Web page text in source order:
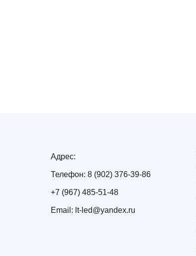
Адрес:
Телефон: 8 (902) 376-39-86
+7 (967) 485-51-48
Email: lt-led@yandex.ru